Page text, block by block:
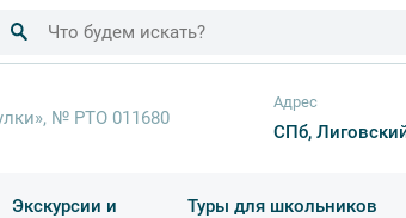
№ РТО 011680
Адрес
СПб,
Экскурсии и
Туры для школьников